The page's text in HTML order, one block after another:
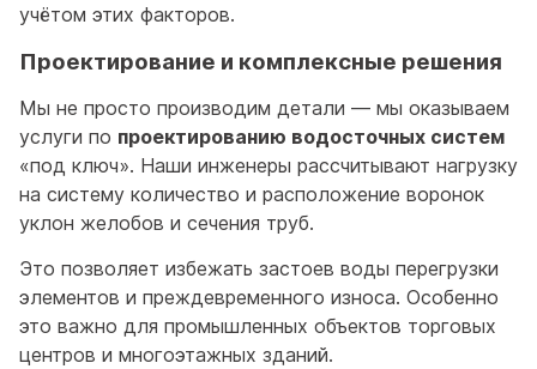
учётом этих факторов.
Проектирование и комплексные решения
Мы не просто производим детали — мы оказываем
услуги по проектированию водосточных систем
«под ключ». Наши инженеры рассчитывают нагрузку
на систему количество и расположение воронок
уклон желобов и сечения труб.
Это позволяет избежать застоев воды перегрузки
элементов и преждевременного износа. Особенно
это важно для промышленных объектов торговых
центров и многоэтажных зданий.